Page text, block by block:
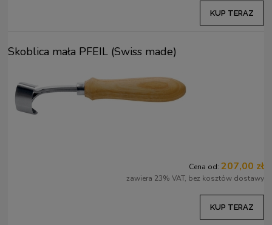
KUP TERAZ
Skoblica mała PFEIL (Swiss made)
Cena od: 207,00 zł
zawiera 23% VAT, bez kosztów dostawy
KUP TERAZ